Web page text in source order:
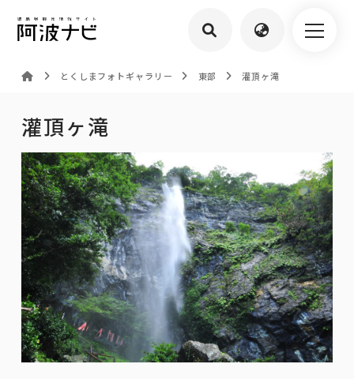
とくしまフォトギャラリー 東部 灌頂ヶ滝
灌頂ヶ滝